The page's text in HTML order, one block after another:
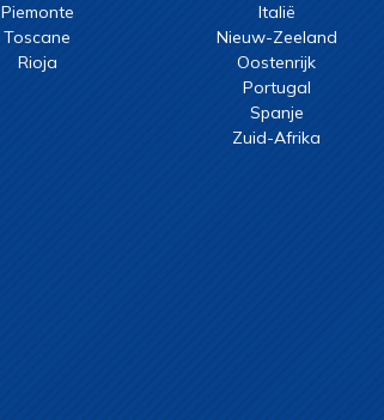
Piemonte
Toscane
Rioja
Italië
Nieuw-Zeeland
Oostenrijk
Portugal
Spanje
Zuid-Afrika